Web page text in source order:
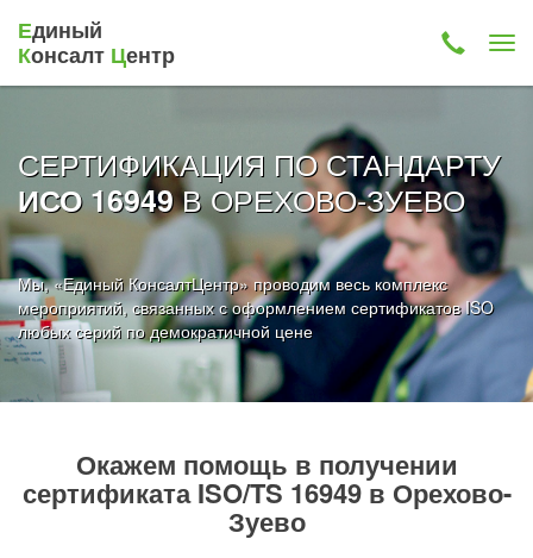
Единый
Консалт Центр
СЕРТИФИКАЦИЯ ПО СТАНДАРТУ
ИСО 16949В ОРЕХОВО-ЗУЕВО
Мы, «Единый КонсалтЦентр» проводим весь комплекс
мероприятий, связанных с оформлением сертификатов ISO
любых серий по демократичной цене
Окажем помощь в получении
сертификата ISO/TS 16949 в Орехово-
Зуево